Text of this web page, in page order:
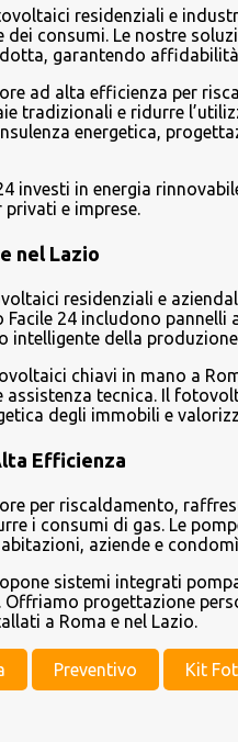
residenziali e
consumi. Le nostre
garantendo
ad alta efficienza per
tradizionali e ridurre
energetica,
investi in energia
e imprese.
nel Lazio
residenziali e
24 includono
intelligente della
chiavi in mano a
tecnica. Il
degli immobili e
Efficienza
per riscaldamento,
i consumi di gas. Le
aziende e
sistemi integrati
Offriamo progettazione
a Roma e nel Lazio.
Preventivo Kit